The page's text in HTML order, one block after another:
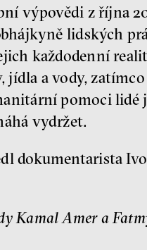
výpovědi z října
lidských
každodenní
jídla a vody,
pomoci lidé
vydržet.
dokumentarista
Kamal Amer a